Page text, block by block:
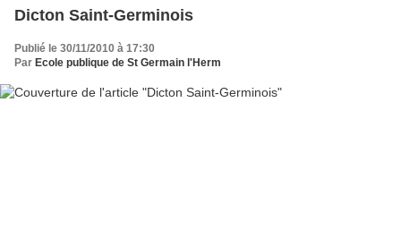
Dicton Saint-Germinois
Publié le 30/11/2010 à 17:30
Par Ecole publique de St Germain l'Herm